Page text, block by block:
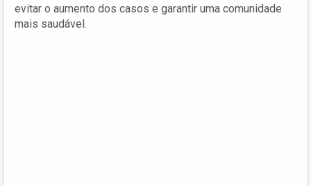
evitar o aumento dos casos e garantir uma comunidade
mais saudável.